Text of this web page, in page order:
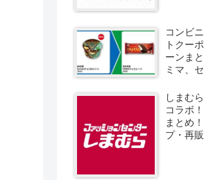
コンビ
トクー
ーンま
ミマ、
しまむ
コラボ
まとめ
プ・再販